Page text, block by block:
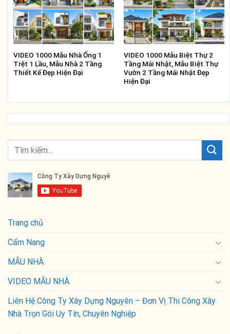
VIDEO 1000 Mẫu Nhà Ống 1
Trệt 1 Lầu, Mẫu Nhà 2 Tầng
Thiết Kế Đẹp Hiện Đại
VIDEO 1000 Mẫu Biệt Thự 2
Tầng Mái Nhật, Mẫu Biệt Thự
Vườn 2 Tầng Mái Nhật Đẹp
Hiện Đại
Trang chủ
Cẩm Nang
MẪU NHÀ
VIDEO MẪU NHÀ
Liên Hệ Công Ty Xây Dựng Nguyên – Đơn Vị Thi Công Xây
Nhà Trọn Gói Uy Tín, Chuyên Nghiệp